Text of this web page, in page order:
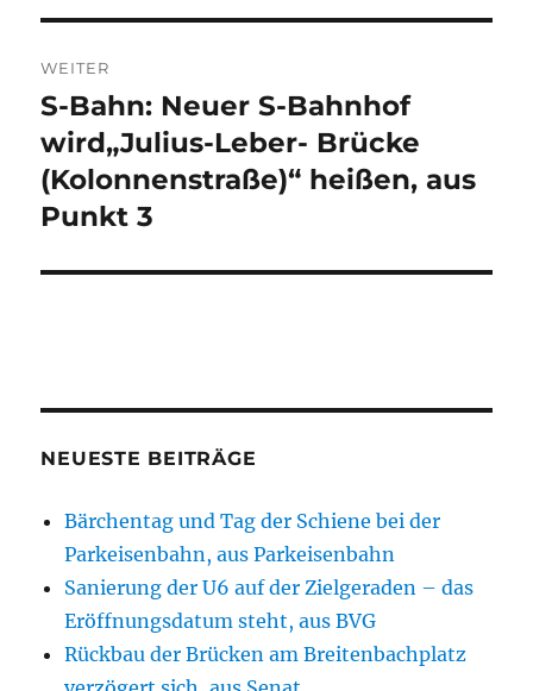
WEITER
Nächster
Beitrag:
S-Bahn: Neuer S-Bahnhof
wird„Julius-Leber- Brücke
(Kolonnenstraße)“ heißen, aus
Punkt 3
NEUESTE BEITRÄGE
Bärchentag und Tag der Schiene bei der
Parkeisenbahn, aus Parkeisenbahn
Sanierung der U6 auf der Zielgeraden – das
Eröffnungsdatum steht, aus BVG
Rückbau der Brücken am Breitenbachplatz